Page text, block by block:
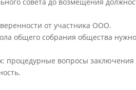
от участника ООО.
общего собрания общества
процедурные вопросы заключения